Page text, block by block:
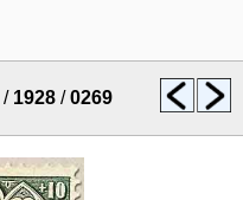
/ 1928 /0269